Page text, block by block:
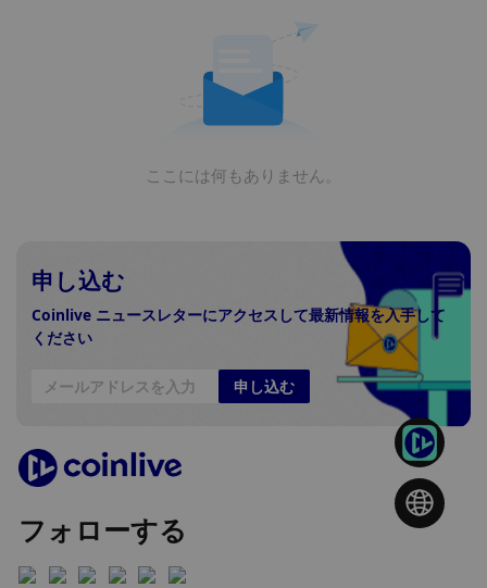
ここには何もありません。
申し込む
Coinlive ニュースレターにアクセスして最新情報を入手して
ください
申し込む
フォローする